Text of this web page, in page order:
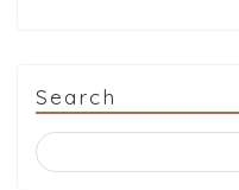
Search